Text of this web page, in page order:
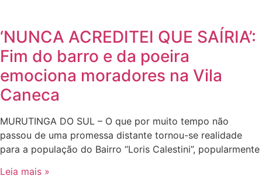
‘NUNCA ACREDITEI QUE SAÍRIA’:
Fim do barro e da poeira
emociona moradores na Vila
Caneca
MURUTINGA DO SUL – O que por muito tempo não
passou de uma promessa distante tornou-se realidade
para a população do Bairro “Loris Calestini”, popularmente
Leia mais »